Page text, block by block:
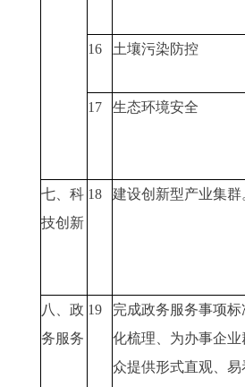
16 土壤污染防控
17
生态环境安全
七、科
技创新
18 建设创新型产业集群
八、政
务服务
19
完成政务服务事项标
化梳理、为办事企业
众提供形式直观、易